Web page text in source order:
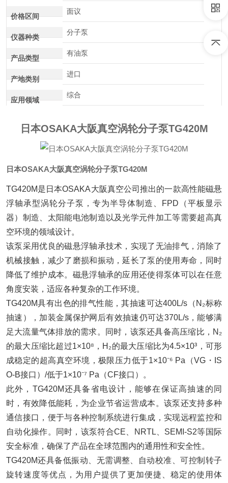
价格区间
面议
仪器种类
分子泵
产品类型
有油泵
产地类别
进口
应用领域
综合
日本OSAKA大阪真空涡轮分子泵TG420M
日本OSAKA大阪真空涡轮分子泵TG420M
TG420M是日本OSAKA大阪真空公司推出的一款高性能磁悬
浮轴承型涡轮分子泵，专为半导体制造、FPD（平板显示
器）制造、太阳能电池制造以及光学元件加工等需要超高真
空环境的领域设计。
该泵采用优良的磁悬浮轴承技术，实现了无油排气，消除了
机械接触，减少了磨损和振动，延长了泵的使用寿命，同时
降低了维护成本。磁悬浮轴承的应用还使得泵体可以在任意
角度安装，适应各种复杂的工作环境。
TG420M具有出色的排气性能，其抽速可达400L/s（N₂标称
抽速），加装金属保护网后有效抽速仍可达370L/s，能够满
足大流量气体排放的需求。同时，该泵还具备高压缩比，N₂
的最大压缩比超过1×10⁸，H₂的最大压缩比为4.5×10³，可形
成稳定的超高真空环境，极限压力低于1×10⁻⁶ Pa（VG・IS
O-B接口）/低于1×10⁻⁷ Pa（CF接口）。
此外，TG420M还具备省电设计，能够在保证高抽速的同
时，有效降低能耗，为企业节省运营成本。该泵还支持多种
通信接口，便于与各种控制系统进行集成，实现远程监控和
自动化操作。同时，该泵符合CE、NRTL、SEMI-S2等国际
安全标准，确保了产品在全球范围内的通用性和安全性。
TG420M还具备低振动、无需调整、自动校准、可控制转子
旋转速度等优点，为用户提供了更加便捷、稳定的使用体